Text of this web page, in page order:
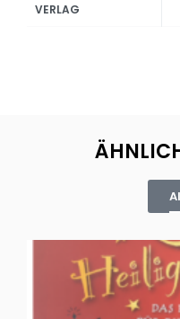
VERLAG